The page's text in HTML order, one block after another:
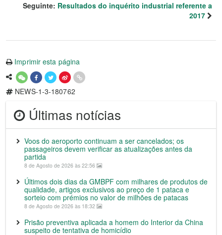
Seguinte: Resultados do inquérito industrial referente a
2017
Imprimir esta página
NEWS-1-3-180762
Últimas notícias
Voos do aeroporto continuam a ser cancelados; os
passageiros devem verificar as atualizações antes da
partida
8 de Agosto de 2026 às 22:56
Últimos dois dias da GMBPF com milhares de produtos de
qualidade, artigos exclusivos ao preço de 1 pataca e
sorteio com prémios no valor de milhões de patacas
8 de Agosto de 2026 às 18:32
Prisão preventiva aplicada a homem do Interior da China
suspeito de tentativa de homicídio